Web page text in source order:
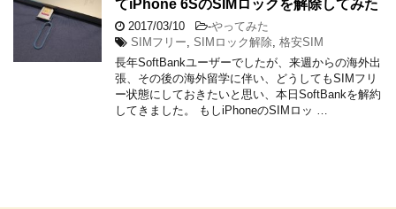
てiPhone 6SのSIMロックを解除してみた
2017/03/10 -やってみた
SIMフリー SIMロック解除 格安SIM
長年SoftBankユーザーでしたが、来週からの海外出
張、その後の海外留学に伴い、どうしてもSIMフリ
ー状態にしておきたいと思い、本日SoftBankを解約
してきました。 もしiPhoneのSIMロッ …